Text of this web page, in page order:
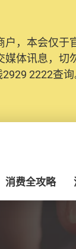
户，本会仅
媒体讯息，
2222查询
消费全攻略